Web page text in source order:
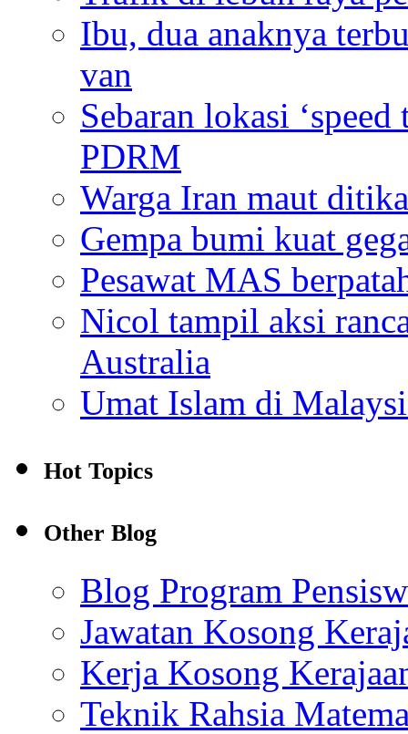
Ibu, dua anaknya
van
Sebaran lokasi
PDRM
Warga Iran maut
Gempa bumi kuat
Pesawat MAS
Nicol tampil aksi
Australia
Umat Islam di
Hot Topics
Other Blog
Blog Program
Jawatan Kosong
Kerja Kosong
Teknik Rahsia